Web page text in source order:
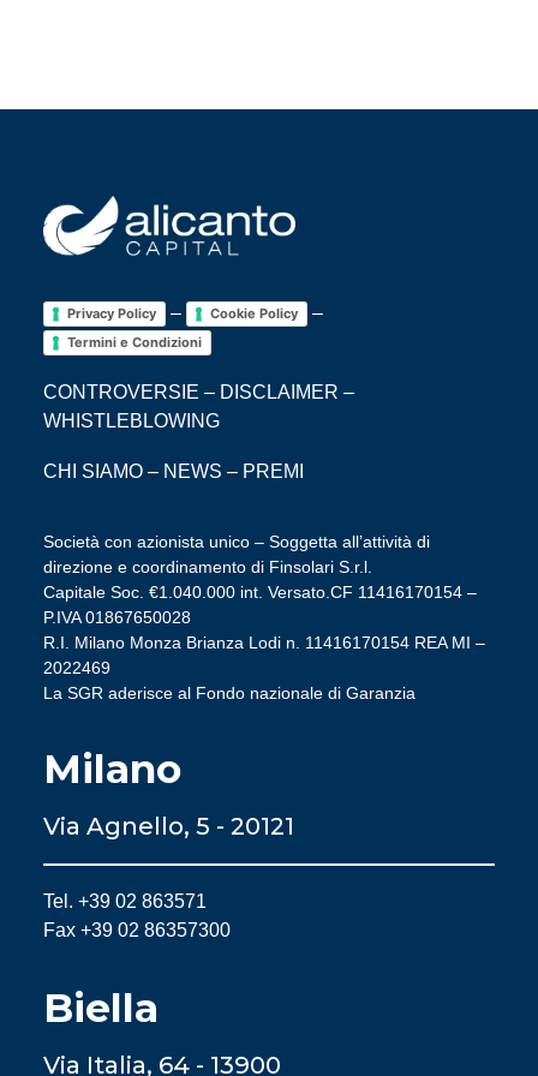
Privacy Policy – Cookie Policy –
Termini e Condizioni
CONTROVERSIE – DISCLAIMER –
WHISTLEBLOWING
CHI SIAMO – NEWS – PREMI
Società con azionista unico – Soggetta all’attività di
direzione e coordinamento di Finsolari S.r.l.
Capitale Soc. €1.040.000 int. Versato.CF 11416170154 –
P.IVA 01867650028
R.I. Milano Monza Brianza Lodi n. 11416170154 REA MI –
2022469
La SGR aderisce al Fondo nazionale di Garanzia
Milano
Via Agnello, 5 - 20121
Tel. +39 02 863571
Fax +39 02 86357300
Biella
Via Italia, 64 - 13900